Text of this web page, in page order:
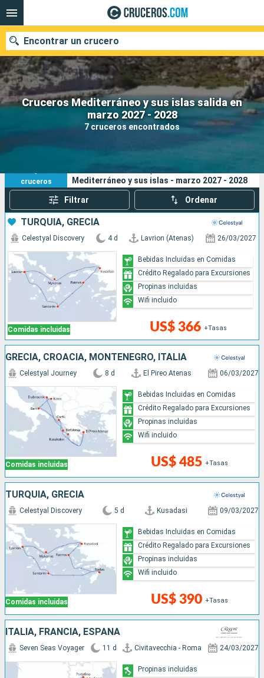
Cruceros Mediterráneo y sus islas salida en
marzo 2027 - 2028
7 cruceros encontrados
Encontrar un crucero
Nuestros destinos
Fecha de salida
Compañías
Buscar
7
cruceros
Sus criterios de búsqueda:
Mediterráneo y sus islas - marzo 2027 - 2028
Filtrar Ordenar
TURQUÍA, GRECIA
Comidas incluidas
Celestyal Discovery 4 d Lavrion (Atenas) 26/03/2027
US$ 366 +Tasas
Bebidas Incluidas en Comidas
Crédito Regalado para Excursiones
Propinas incluidas
Wifi incluido
GRECIA, CROACIA, MONTENEGRO, ITALIA
Comidas incluidas
Celestyal Journey 8 d El Pireo Atenas 06/03/2027
US$ 485 +Tasas
Bebidas Incluidas en Comidas
Crédito Regalado para Excursiones
Propinas incluidas
Wifi incluido
TURQUÍA, GRECIA
Comidas incluidas
Celestyal Discovery 5 d Kusadasi 09/03/2027
US$ 390 +Tasas
Bebidas Incluidas en Comidas
Crédito Regalado para Excursiones
Propinas incluidas
Wifi incluido
ITALIA, FRANCIA, ESPAÑA
Seven Seas Voyager 11 d Civitavecchia - Roma 24/03/2027
Propinas incluidas